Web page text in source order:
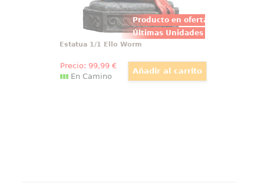
Producto en oferta
Últimas Unidades
Estatua 1/1 Ello Worm
Precio: 99,99€
En Camino